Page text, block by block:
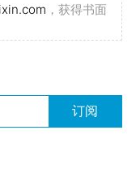
，获得书面
订阅